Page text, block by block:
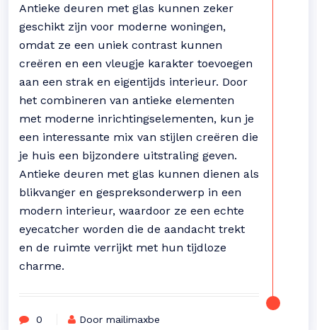
Antieke deuren met glas kunnen zeker
geschikt zijn voor moderne woningen,
omdat ze een uniek contrast kunnen
creëren en een vleugje karakter toevoegen
aan een strak en eigentijds interieur. Door
het combineren van antieke elementen
met moderne inrichtingselementen, kun je
een interessante mix van stijlen creëren die
je huis een bijzondere uitstraling geven.
Antieke deuren met glas kunnen dienen als
blikvanger en gespreksonderwerp in een
modern interieur, waardoor ze een echte
eyecatcher worden die de aandacht trekt
en de ruimte verrijkt met hun tijdloze
charme.
0 Door mailimaxbe